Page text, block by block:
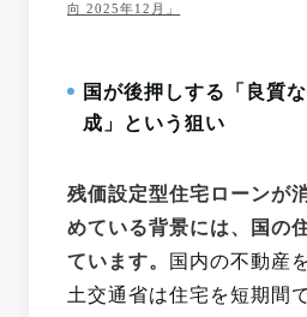
向 2025年12月」
国が後押しする「良質
成」という狙い
残価設定型住宅ローンが
めている背景には、国の
ています。
国内の不動産
土交通省は住宅を短期間